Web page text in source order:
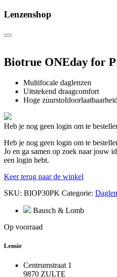
Lenzenshop
Biotrue ONEday for
Multifocale daglenzen
Uitstekend draagcomfort
Hoge zuurstofdoorlaatbaarheid
Heb je nog geen login om te
Heb je nog geen login om te
Jo en ga samen op zoek naar jouw
een login hebt.
Keer terug naar de winkel
SKU: BIOP30PK Categorie:
Bausch & Lomb
Op voorraad
Lensie
Centrumstraat 1
9870 ZULTE